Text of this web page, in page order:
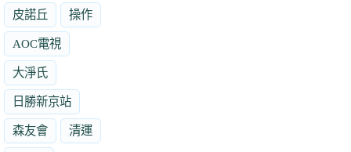
皮諾丘 操作
AOC電視
大淨氏
日勝新京站
森友會 清運